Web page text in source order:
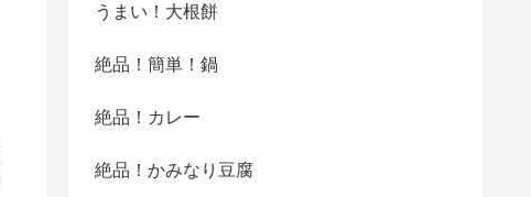
うまい！大根餅
絶品！簡単！鍋
絶品！カレー
絶品！かみなり豆腐